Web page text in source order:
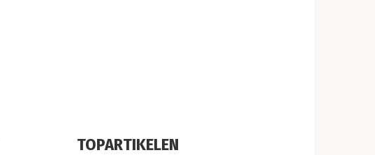
TOPARTIKELEN